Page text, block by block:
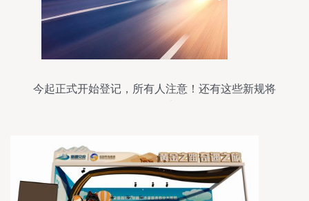
今起正式开始登记，所有人注意！还有这些新规将